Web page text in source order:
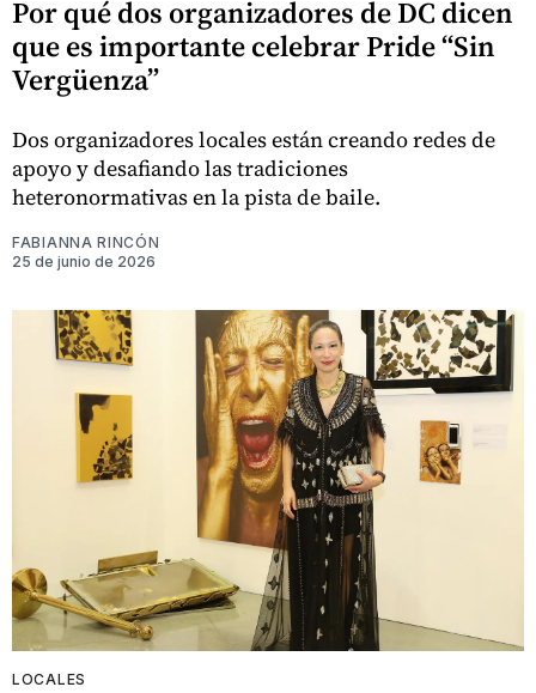
Por qué dos organizadores de DC dicen
que es importante celebrar Pride “Sin
Vergüenza”
Dos organizadores locales están creando redes de
apoyo y desafiando las tradiciones
heteronormativas en la pista de baile.
FABIANNA RINCÓN
25 de junio de 2026
LOCALES